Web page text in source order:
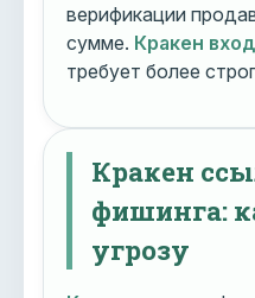
верификации
сумме. Кракен вход
требует более
Кракен
фишинга:
угрозу